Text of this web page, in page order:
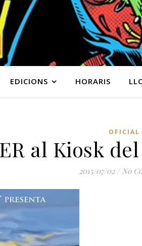
EDICIONS HORARIS
OFICIAL
al Kiosk
2015/07/02 / No